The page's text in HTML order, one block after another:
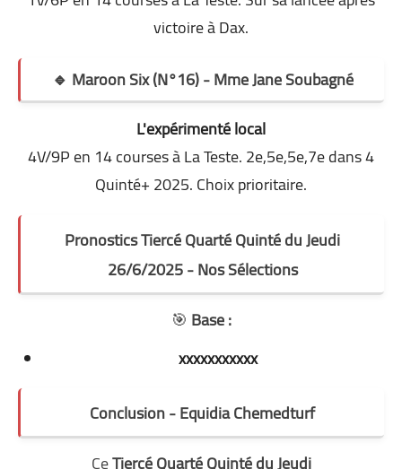
victoire à Dax.
🔹 Maroon Six (N°16) - Mme Jane Soubagné
L'expérimenté local
4V/9P en 14 courses à La Teste. 2e,5e,5e,7e dans 4
Quinté+ 2025. Choix prioritaire.
Pronostics Tiercé Quarté Quinté du Jeudi
26/6/2025 - Nos Sélections
🎯 Base :
xxxxxxxxxxx
Conclusion - Equidia Chemedturf
CeTiercé Quarté Quinté du Jeudi